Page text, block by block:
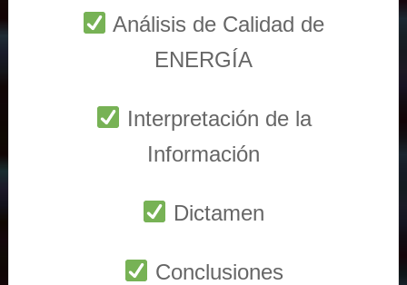
Análisis de Calidad de
ENERGÍA
Interpretación de la
Información
Dictamen
Conclusiones